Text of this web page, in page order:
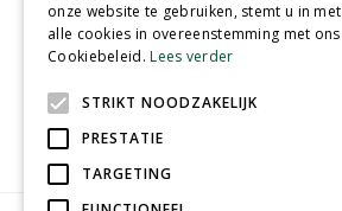
onze website te gebruiken, stemt u in met
alle cookies in overeenstemming met ons
Cookiebeleid.Lees verder
STRIKT NOODZAKELIJK
PRESTATIE
TARGETING